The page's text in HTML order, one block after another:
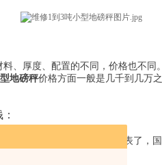
厚度、配置的不同，价格也不同
地磅秤价格方面一般是几千到几万
话要看您选择什么样的仪表了，国